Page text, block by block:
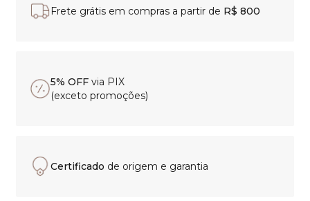
Frete grátis em compras a partir de R$ 800
5% OFF via PIX
(exceto promoções)
Certificado de origem e garantia